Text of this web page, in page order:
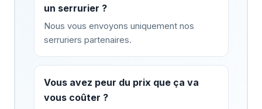
un serrurier ?
Nous vous envoyons uniquement nos
serruriers partenaires.
Vous avez peur du prix que ça va
vous coûter ?